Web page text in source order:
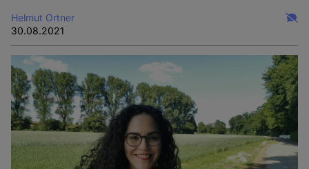
Helmut Ortner
30.08.2021